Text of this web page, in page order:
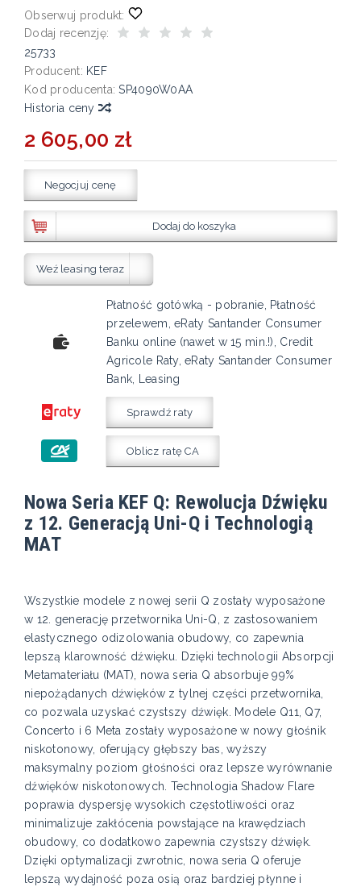
Obserwuj produkt:
Dodaj recenzję:
25733
Producent: KEF
Kod producenta: SP4090W0AA
Historia ceny
2 605,00 zł
Negocjuj cenę
Dodaj do koszyka
Weź leasing teraz
Płatność gotówką - pobranie, Płatność
przelewem, eRaty Santander Consumer
Banku online (nawet w 15 min.!), Credit
Agricole Raty, eRaty Santander Consumer
Bank, Leasing
Sprawdź raty
Oblicz ratę CA
Nowa Seria KEF Q: Rewolucja Dźwięku
z 12. Generacją Uni-Q i Technologią
MAT
Wszystkie modele z nowej serii Q zostały wyposażone
w 12. generację przetwornika Uni-Q, z zastosowaniem
elastycznego odizolowania obudowy, co zapewnia
lepszą klarowność dźwięku. Dzięki technologii Absorpcji
Metamateriału (MAT), nowa seria Q absorbuje 99%
niepożądanych dźwięków z tylnej części przetwornika,
co pozwala uzyskać czystszy dźwięk. Modele Q11, Q7,
Concerto i 6 Meta zostały wyposażone w nowy głośnik
niskotonowy, oferujący głębszy bas, wyższy
maksymalny poziom głośności oraz lepsze wyrównanie
dźwięków niskotonowych. Technologia Shadow Flare
poprawia dyspersję wysokich częstotliwości oraz
minimalizuje zakłócenia powstające na krawędziach
obudowy, co dodatkowo zapewnia czystszy dźwięk.
Dzięki optymalizacji zwrotnic, nowa seria Q oferuje
lepszą wydajność poza osią oraz bardziej płynne i